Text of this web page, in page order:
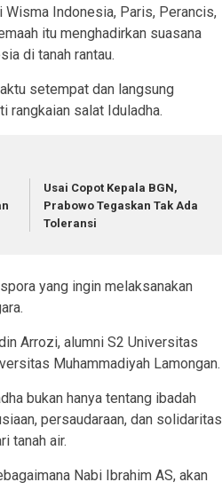
Indonesia, Paris, Perancis,
itu menghadirkan suasana
di tanah rantau.
setempat dan langsung
rangkaian salat Iduladha.
Usai Copot Kepala BGN,
Prabowo Tegaskan Tak Ada
Toleransi
yang ingin melaksanakan
Arrozi, alumni S2 Universitas
Muhammadiyah Lamongan.
bukan hanya tentang ibadah
persaudaraan, dan solidaritas
tanah air.
Nabi Ibrahim AS, akan